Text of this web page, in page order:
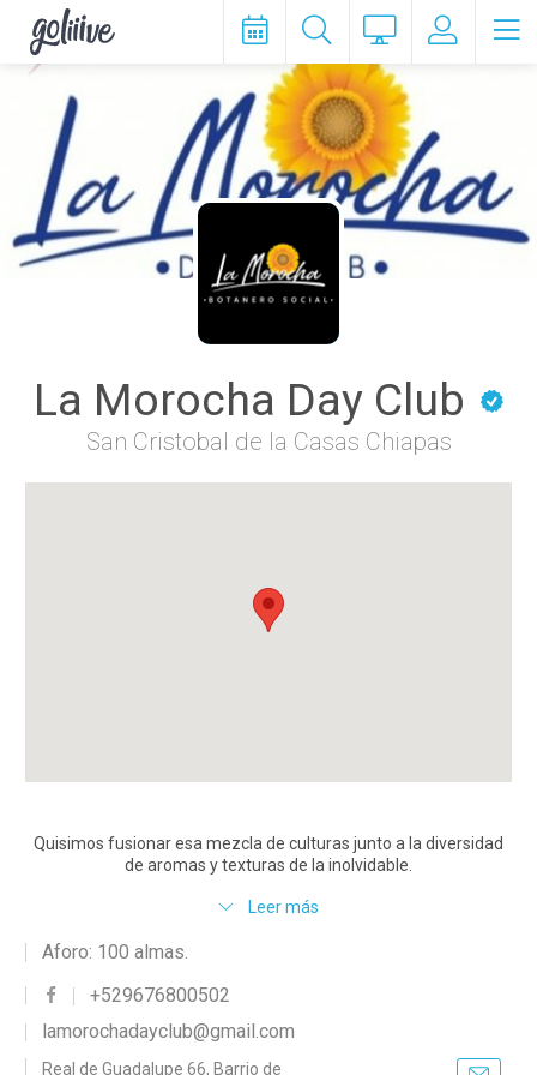
goliiive
La Morocha Day Club
San Cristobal de la Casas Chiapas
Quisimos fusionar esa mezcla de culturas junto a la diversidad
de aromas y texturas de la inolvidable.
Leer más
Aforo: 100 almas.
+529676800502
lamorochadayclub@gmail.com
Real de Guadalupe 66, Barrio de